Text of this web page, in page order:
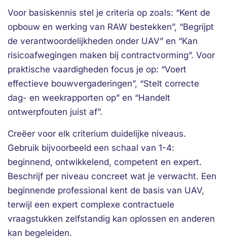
Voor basiskennis stel je criteria op zoals: “Kent de
opbouw en werking van RAW bestekken”, “Begrijpt
de verantwoordelijkheden onder UAV” en “Kan
risicoafwegingen maken bij contractvorming”. Voor
praktische vaardigheden focus je op: “Voert
effectieve bouwvergaderingen”, “Stelt correcte
dag- en weekrapporten op” en “Handelt
ontwerpfouten juist af”.
Creëer voor elk criterium duidelijke niveaus.
Gebruik bijvoorbeeld een schaal van 1-4:
beginnend, ontwikkelend, competent en expert.
Beschrijf per niveau concreet wat je verwacht. Een
beginnende professional kent de basis van UAV,
terwijl een expert complexe contractuele
vraagstukken zelfstandig kan oplossen en anderen
kan begeleiden.